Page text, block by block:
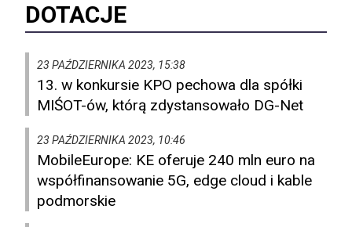
DOTACJE
23 PAŹDZIERNIKA 2023, 15:38
13. w konkursie KPO pechowa dla spółki
MIŚOT-ów, którą zdystansowało DG-Net
23 PAŹDZIERNIKA 2023, 10:46
MobileEurope: KE oferuje 240 mln euro na
współfinansowanie 5G, edge cloud i kable
podmorskie